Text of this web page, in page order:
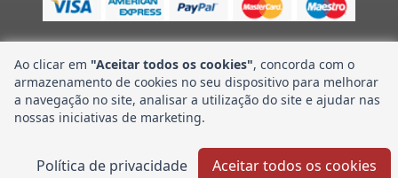
Banco CNH Industrial Store | Powered by Gift Consult•
Ao clicar em "Aceitar todos os cookies", concorda com o
armazenamento de cookies no seu dispositivo para melhorar
a navegação no site, analisar a utilização do site e ajudar nas
nossas iniciativas de marketing.
Política de privacidade Aceitar todos os cookies